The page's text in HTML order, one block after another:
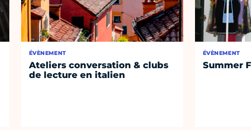
ÉVÈNEMENT
Ateliers conversation & clubs
de lecture en italien
ÉVÈNEMENT
Summer